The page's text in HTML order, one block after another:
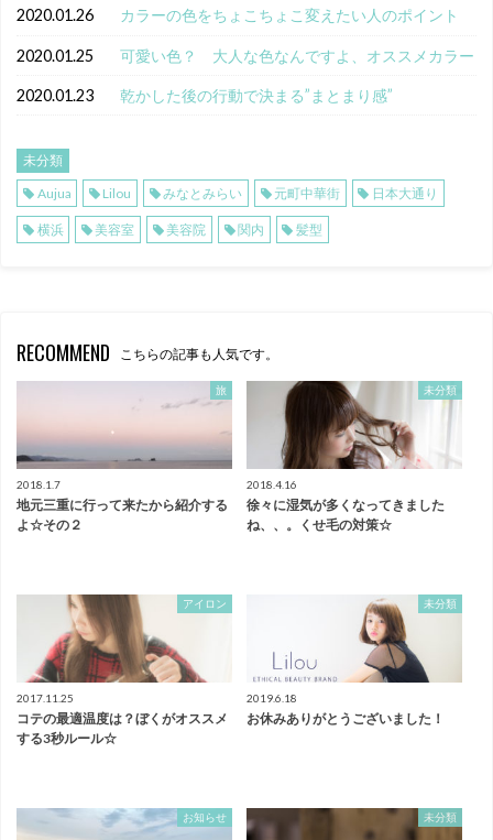
2020.01.26 カラーの色をちょこちょこ変えたい人のポイント
2020.01.25 可愛い色？ 大人な色なんですよ、オススメカラー
2020.01.23 乾かした後の行動で決まる”まとまり感”
未分類
Aujua
Lilou みなとみらい 元町中華街 日本大通り
横浜 美容室 美容院 関内 髪型
RECOMMEND こちらの記事も人気です。
旅
2018.1.7
地元三重に行って来たから紹介する
よ☆その２
未分類
2018.4.16
徐々に湿気が多くなってきました
ね、、。くせ毛の対策☆
アイロン
2017.11.25
コテの最適温度は？ぼくがオススメ
する3秒ルール☆
未分類
2019.6.18
お休みありがとうございました！
お知らせ 未分類